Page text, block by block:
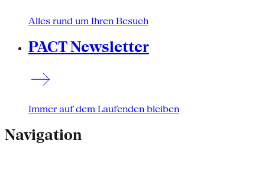
Alles rund um Ihren Besuch
PACT Newsletter
Immer auf dem Laufenden bleiben
Navigation